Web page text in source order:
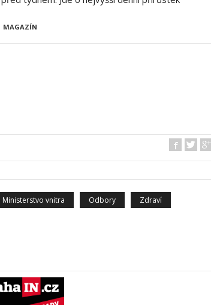
MAGAZÍN
Ministerstvo vnitra Odbory Zdraví